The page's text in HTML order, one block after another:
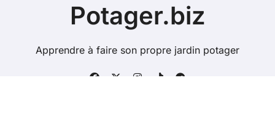
Potager.biz
Apprendre à faire son propre jardin potager